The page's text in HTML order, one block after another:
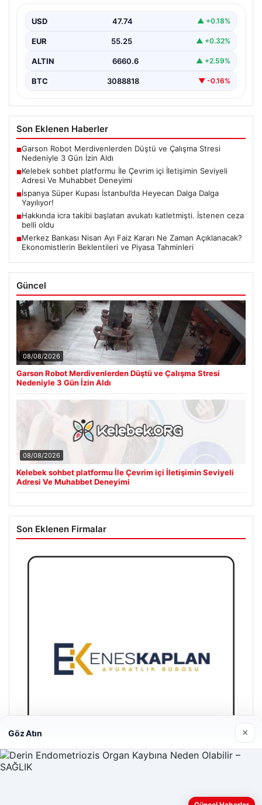
İnternet dünyasında kullanıcıların güvenli bir tarzda
birçok…
USD 47.74 ▲ +0.18%
EUR 55.25 ▲ +0.32%
ALTIN 6660.6 ▲ +2.59%
BTC 3088818 ▼ -0.16%
Son Eklenen Haberler
■Garson Robot Merdivenlerden Düştü ve Çalışma Stresi
Nedeniyle 3 Gün İzin Aldı
■Kelebek sohbet platformu İle Çevrim içi İletişimin Seviyeli
Adresi Ve Muhabbet Deneyimi
■İspanya Süper Kupası İstanbul’da Heyecan Dalga Dalga
Yayılıyor!
■Hakkında icra takibi başlatan avukatı katletmişti. İstenen ceza
belli oldu
■Merkez Bankası Nisan Ayı Faiz Kararı Ne Zaman Açıklanacak?
Ekonomistlerin Beklentileri ve Piyasa Tahminleri
Güncel
08/08/2026
Garson Robot Merdivenlerden Düştü ve Çalışma Stresi
Nedeniyle 3 Gün İzin Aldı
08/08/2026
Kelebek sohbet platformu İle Çevrim içi İletişimin Seviyeli
Adresi Ve Muhabbet Deneyimi
Son Eklenen Firmalar
Göz Atın ×